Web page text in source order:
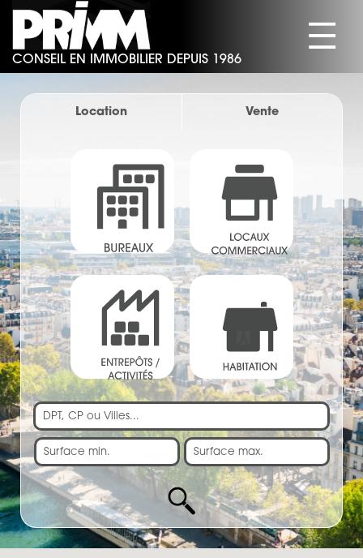
CONSEIL EN IMMOBILIER DEPUIS 1986
SOCIÉTÉ
ACTIVITÉS/ENTREPÔTS
HABITATION
ACTUALITÉS
CONTACT
☰
Location Vente